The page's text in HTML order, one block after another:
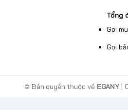
Tổng
Gọi
Gọi
© Bản quyền thuộc về EGANY |